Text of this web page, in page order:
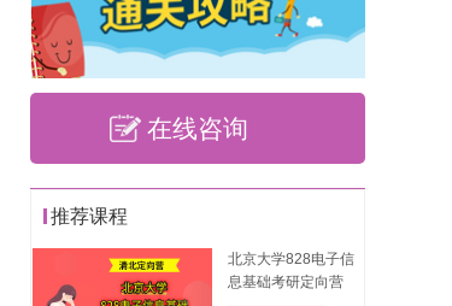
在线咨询
推荐课程
北京大学828电子信
息基础考研定向营